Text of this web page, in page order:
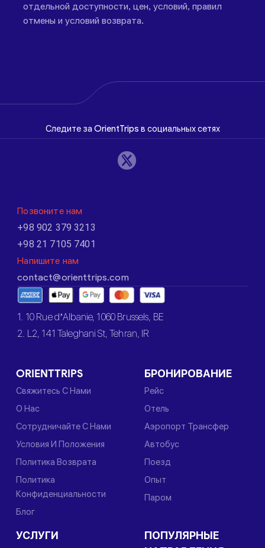
отдельной доступности, цен, условий, правил
отмены и условий возврата.
Следите за OrientTrips в социальных сетях
Позвоните нам
+98 902 379 3213
+98 21 7105 7401
Напишите нам
contact@orienttrips.com
1. 10 Rue d’Albanie, 1060 Brussels, BE
2. L2, 141 Taleghani St, Tehran, IR
ORIENTTRIPS
Свяжитесь С Нами
О Нас
Сотрудничайте С Нами
Условия И Положения
Политика Возврата
Политика
Конфиденциальности
Блог
БРОНИРОВАНИЕ
Рейс
Отель
Аэропорт Трансфер
Автобус
Поезд
Опыт
Паром
УСЛУГИ
ПОПУЛЯРНЫЕ